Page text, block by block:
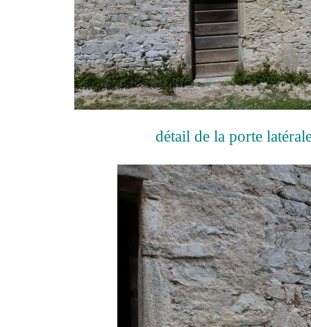
détail de la porte